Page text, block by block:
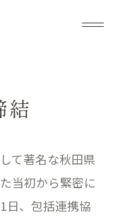
結
て著名な秋田県
当初から緊密に
日、包括連携協